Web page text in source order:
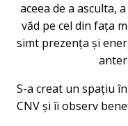
aceea de a asculta,
văd pe cel din fața
simt prezența și
S-a creat un spațiu
CNV și îi observ